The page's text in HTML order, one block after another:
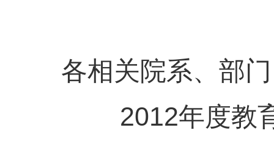
各相关院系、部
2012年度教育